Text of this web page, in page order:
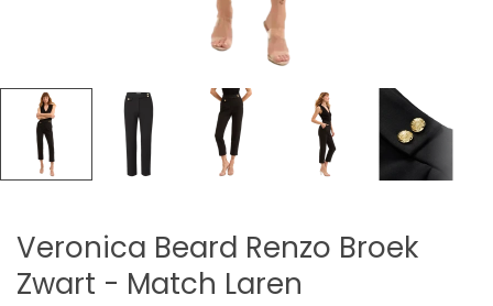
Veronica Beard Renzo Broek
Zwart - Match Laren